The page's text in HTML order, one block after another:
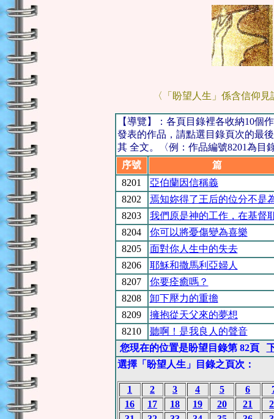
〈「盼望人生」係含信仰
【導覽】：各頁目錄裡各收納10個
發表的作品，請點選目錄頁次的最
其 全文。〈例：作品編號8201為目
序號
篇
8201
亞伯蘭因信稱義
8202
焉知妳得了王后的位分不是
8203
我們原是神的工作，在基督
8204
你可以將憂傷變為喜樂
8205
面對你人生中的失去
8206
耶穌和撒馬利亞婦人
8207
你要痊癒嗎？
8208
卸下壓力的重擔
8209
擁抱從天父來的夢想
8210
聽啊！是我良人的聲音
您現在的位置是盼望目錄第 82頁
選擇「盼望人生」目錄之頁次：
1 2 3 4 5 6
16
17 18 19 20 21